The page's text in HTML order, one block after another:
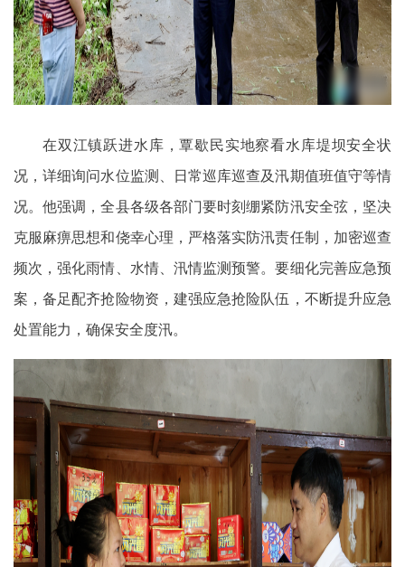
在双江镇跃进水库，覃歇民实地察看水库堤坝安全状
况，详细询问水位监测、日常巡库巡查及汛期值班值守等情
况。他强调，全县各级各部门要时刻绷紧防汛安全弦，坚决
克服麻痹思想和侥幸心理，严格落实防汛责任制，加密巡查
频次，强化雨情、水情、汛情监测预警。要细化完善应急预
案，备足配齐抢险物资，建强应急抢险队伍，不断提升应急
处置能力，确保安全度汛。